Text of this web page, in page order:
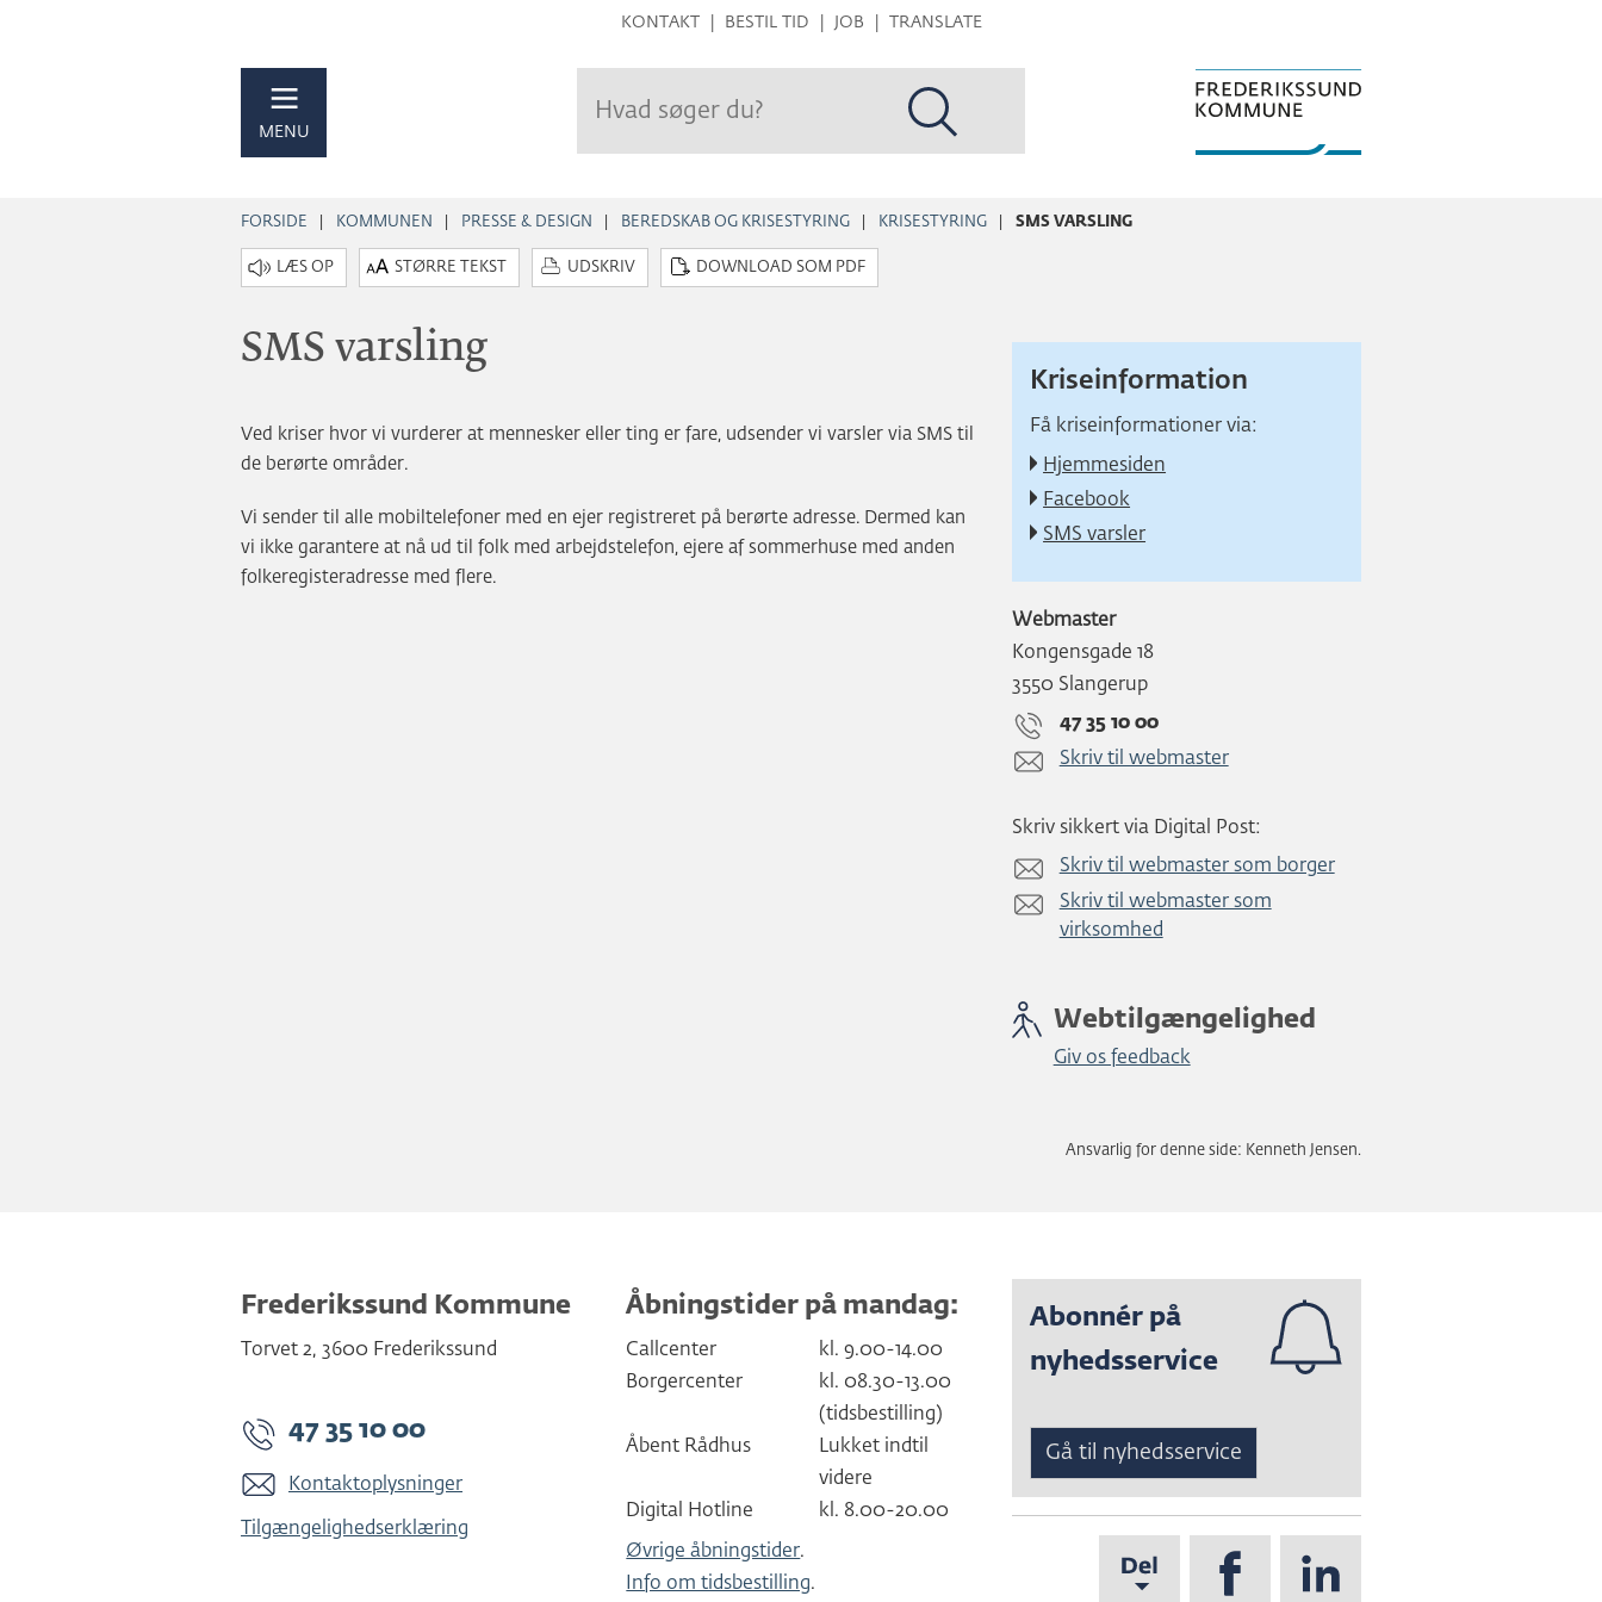
Hop
KONTAKT BESTIL TID JOB TRANSLATE
MENU
FORSIDE KOMMUNEN PRESSE & DESIGN BEREDSKAB OG KRISESTYRING KRISESTYRING SMS VARSLING
STØRRE TEKST UDSKRIV DOWNLOAD SOM PDF
SMS varsling
Ved kriser hvor vi vurderer at mennesker eller ting er fare, udsender vi varsler via SMS til
de berørte områder.
Vi sender til alle mobiltelefoner med en ejer registreret på berørte adresse. Dermed kan
vi ikke garantere at nå ud til folk med arbejdstelefon, ejere af sommerhuse med anden
folkeregisteradresse med flere.
Kriseinformation
Få kriseinformationer via:
Hjemmesiden
Facebook
SMS varsler
Webmaster
Kongensgade 18
3550 Slangerup
47 35 10 00
Skriv til webmaster
Skriv sikkert via Digital Post:
Skriv til webmaster som borger
Skriv til webmaster som
virksomhed
Webtilgængelighed
Giv os feedback
Ansvarlig for denne side: Kenneth Jensen.
Frederikssund Kommune
Torvet 2, 3600 Frederikssund
47 35 10 00
Kontaktoplysninger
Tilgængelighedserklæring
Åbningstider på mandag:
Callcenter
kl. 9.00-14.00
Borgercenter
kl. 08.30-13.00
(tidsbestilling)
Åbent Rådhus
Lukket indtil
videre
Digital Hotline
kl. 8.00-20.00
Øvrige åbningstider.
Info om tidsbestilling.
Abonnér på
nyhedsservice
Gå til nyhedsservice